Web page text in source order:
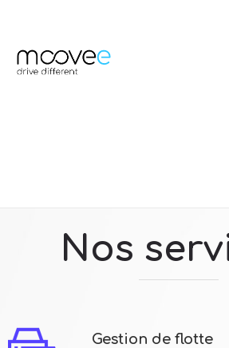
Nos
Gestion de flotte